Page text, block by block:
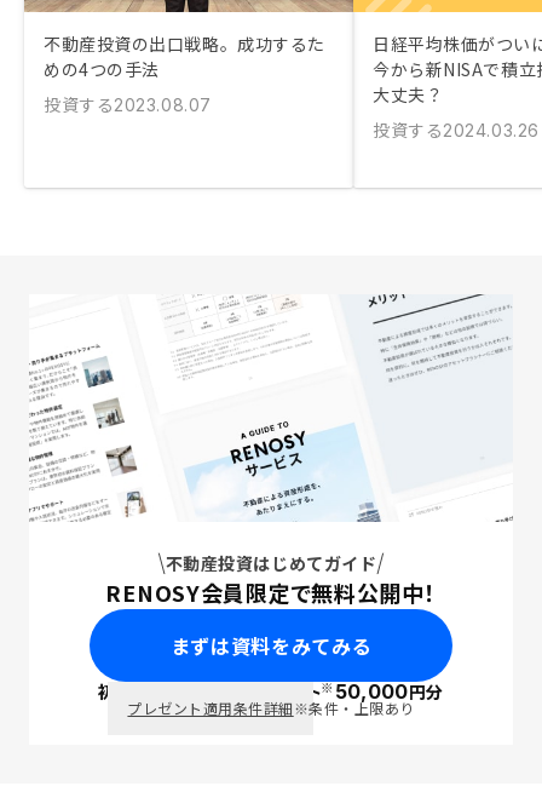
不動産投資の出口戦略。成功するた
めの4つの手法
投資する2023.08.07
日経平均株価がつい
今から新NISAで積
大丈夫？
投資する2024.03.26
不動産投資はじめてガイド
RENOSY会員限定で無料公開中！
まずは資料をみてみる
初回面談で ポイント※50,000円分
プレゼント適用条件詳細※条件・上限あり